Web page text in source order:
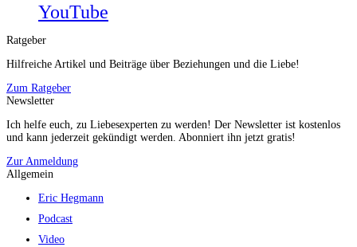
YouTube
Ratgeber
Hilfreiche Artikel und Beiträge über Beziehungen und die Liebe!
Zum Ratgeber
Newsletter
Ich helfe euch, zu Liebesexperten zu werden! Der Newsletter ist kostenlos
und kann jederzeit gekündigt werden. Abonniert ihn jetzt gratis!
Zur Anmeldung
Allgemein
Eric Hegmann
Podcast
Video